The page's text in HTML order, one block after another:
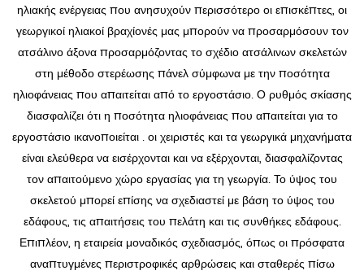
ηλιακής ενέργειας που ανησυχούν περισσότερο οι επισκέπτες, οι
γεωργικοί ηλιακοί βραχίονές μας μπορούν να προσαρμόσουν τον
ατσάλινο άξονα προσαρμόζοντας το σχέδιο ατσάλινων σκελετών
στη μέθοδο στερέωσης πάνελ σύμφωνα με την ποσότητα
ηλιοφάνειας που απαιτείται από το εργοστάσιο. Ο ρυθμός σκίασης
διασφαλίζει ότι η ποσότητα ηλιοφάνειας που απαιτείται για το
εργοστάσιο ικανοποιείται . οι χειριστές και τα γεωργικά μηχανήματα
είναι ελεύθερα να εισέρχονται και να εξέρχονται, διασφαλίζοντας
τον απαιτούμενο χώρο εργασίας για τη γεωργία. Το ύψος του
σκελετού μπορεί επίσης να σχεδιαστεί με βάση το ύψος του
εδάφους, τις απαιτήσεις του πελάτη και τις συνθήκες εδάφους.
Επιπλέον, η εταιρεία μοναδικός σχεδιασμός, όπως οι πρόσφατα
αναπτυγμένες περιστροφικές αρθρώσεις και σταθερές πίσω